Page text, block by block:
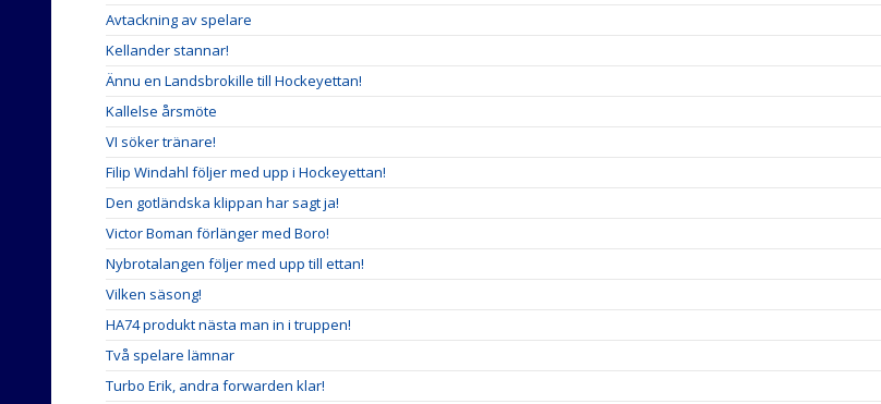
Avtackning av spelare
Kellander stannar!
Ännu en Landsbrokille till Hockeyettan!
Kallelse årsmöte
VI söker tränare!
Filip Windahl följer med upp i Hockeyettan!
Den gotländska klippan har sagt ja!
Victor Boman förlänger med Boro!
Nybrotalangen följer med upp till ettan!
Vilken säsong!
HA74 produkt nästa man in i truppen!
Två spelare lämnar
Turbo Erik, andra forwarden klar!